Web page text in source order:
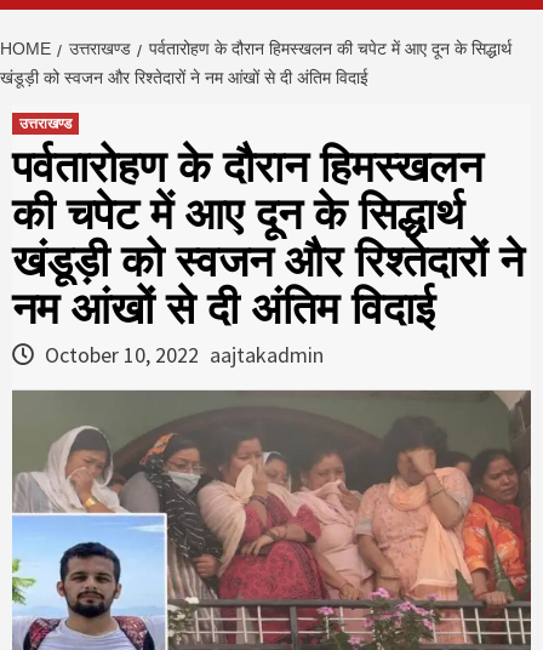
HOME उत्तराखण्ड
पर्वतारोहण के दौरान हिमस्खलन की चपेट में आए दून के सिद्धार्थ
खंडूड़ी को स्वजन और रिश्तेदारों ने नम आंखों से दी अंतिम विदाई
उत्तराखण्ड
पर्वतारोहण के दौरान हिमस्खलन
की चपेट में आए दून के सिद्धार्थ
खंडूड़ी को स्वजन और रिश्तेदारों ने
नम आंखों से दी अंतिम विदाई
October 10, 2022 aajtakadmin